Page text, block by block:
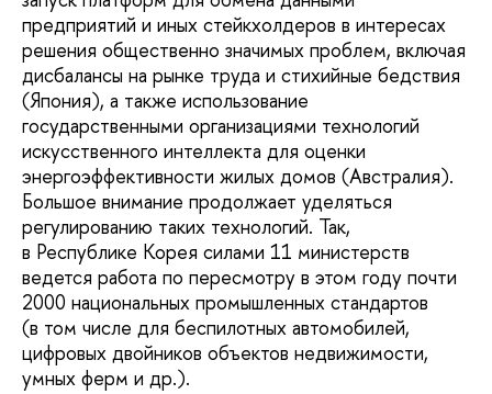
предприятий и иных стейкхолдеров в интересах
решения общественно значимых проблем, включая
дисбалансы на рынке труда и стихийные бедствия
(Япония), а также использование
государственными организациями технологий
искусственного интеллекта для оценки
энергоэффективности жилых домов (Австралия).
Большое внимание продолжает уделяться
регулированию таких технологий. Так,
в Республике Корея силами 11 министерств
ведется работа по пересмотру в этом году почти
2000 национальных промышленных стандартов
(в том числе для беспилотных автомобилей,
цифровых двойников объектов недвижимости,
умных ферм и др.).